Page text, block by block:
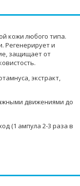
кожи любого типа.
Регенерирует и
защищает от
экстракт,
движениями до
(1 ампула 2-3 раза в